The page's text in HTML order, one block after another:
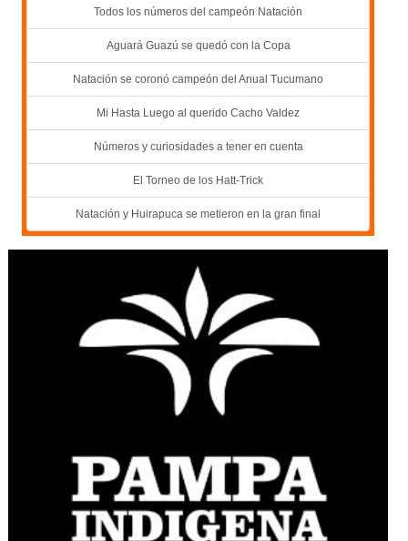
Todos los números del campeón Natación
Aguará Guazú se quedó con la Copa
Natación se coronó campeón del Anual Tucumano
Mi Hasta Luego al querido Cacho Valdez
Números y curiosidades a tener en cuenta
El Torneo de los Hatt-Trick
Natación y Huirapuca se metieron en la gran final